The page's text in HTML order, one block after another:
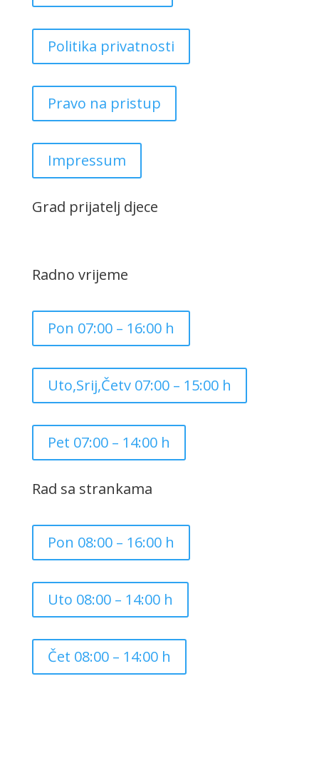
Politika privatnosti
Pravo na pristup
Impressum
Grad prijatelj djece
Radno vrijeme
Pon 07:00 – 16:00 h
Uto,Srij,Četv 07:00 – 15:00 h
Pet 07:00 – 14:00 h
Rad sa strankama
Pon 08:00 – 16:00 h
Uto 08:00 – 14:00 h
Čet 08:00 – 14:00 h